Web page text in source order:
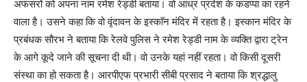
अफसरों को अपना नाम रमेश रेड्डी बताया। वो आंध्र प्रदेश के कडप्पा का रहने
वाला है। उसने कहा कि वो वृंदावन के इस्काॅन मंदिर में रहता है। इस्कान मंदिर के
प्रबंधक सौरभ ने बताया कि रेलवे पुलिस ने रमेश रेड्डी नाम के व्यक्ति द्वारा ट्रेन
के आगे कूदे जाने की सूचना दी थी। वो उनके यहां नहीं रहता। वो किसी दूसरी
संस्था का हो सकता है। आरपीएफ प्रभारी सीबी प्रसाद ने बताया कि श्रद्धालु